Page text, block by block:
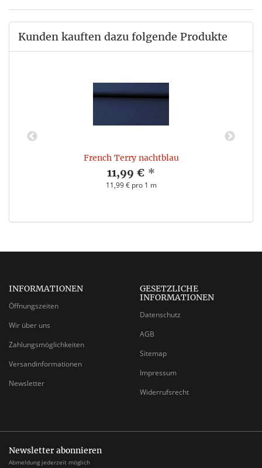
Kunden kauften dazu folgende Produkte
French Terry nachtblau
11,99 € *
11,99 € pro 1 m
INFORMATIONEN
Öffnungszeiten
Wir über uns
Zahlungsmöglichkeiten
Versandinformationen
Newsletter
GESETZLICHE
INFORMATIONEN
Datenschutz
AGB
Sitemap
Impressum
Widerrufsrecht
Newsletter abonnieren
Abmeldung jederzeit möglich